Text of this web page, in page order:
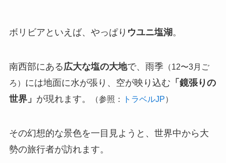
ボリビアといえば、やっぱり ウユニ塩湖。
南西部にある広大な塩の大地で、雨季 （12〜3月ご
ろ） には地面に水が張り、空が映り込む 「鏡張りの
世界」 が現れます。 （参照： トラベルJP）
その幻想的な景色を一目見ようと、世界中から大
勢の旅行者が訪れます。